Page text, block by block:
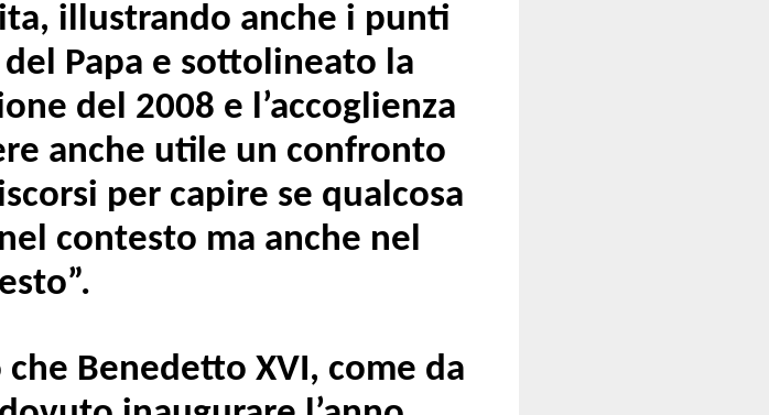
illustrando anche i punti
Papa e sottolineato la
del 2008 e l’accoglienza
anche utile un confronto
per capire se qualcosa
contesto ma anche nel
Benedetto XVI, come da